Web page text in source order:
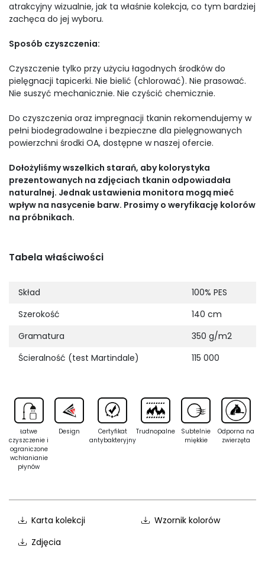
atrakcyjny wizualnie, jak ta właśnie kolekcja, co tym bardziej
zachęca do jej wyboru.
Sposób czyszczenia:
Czyszczenie tylko przy użyciu łagodnych środków do
pielęgnacji tapicerki. Nie bielić (chlorować). Nie prasować.
Nie suszyć mechanicznie. Nie czyścić chemicznie.
Do czyszczenia oraz impregnacji tkanin rekomendujemy w
pełni biodegradowalne i bezpieczne dla pielęgnowanych
powierzchni środki OA, dostępne w naszej ofercie.
Dołożyliśmy wszelkich starań, aby kolorystyka
prezentowanych na zdjęciach tkanin odpowiadała
naturalnej. Jednak ustawienia monitora mogą mieć
wpływ na nasycenie barw. Prosimy o weryfikację kolorów
na próbnikach.
Tabela właściwości
Skład
100% PES
Szerokość
140 cm
Gramatura
350 g/m2
Ścieralność (test Martindale)
115 000
Łatwe
czyszczenie i
ograniczone
wchłanianie
płynów
Design
Certyfikat
antybakteryjny
Trudnopalne
Subtelnie
miękkie
Odporna na
zwierzęta
Karta kolekcji
Wzornik kolorów
Zdjęcia